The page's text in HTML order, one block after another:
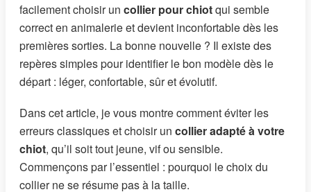
facilement choisir un collier pour chiotqui semble
correct en animalerie et devient inconfortable dès les
premières sorties. La bonne nouvelle ? Il existe des
repères simples pour identifier le bon modèle dès le
départ : léger, confortable, sûr et évolutif.
Dans cet article, je vous montre comment éviter les
erreurs classiques et choisir un collier adapté à votre
chiot, qu’il soit tout jeune, vif ou sensible.
Commençons par l’essentiel : pourquoi le choix du
collier ne se résume pas à la taille.